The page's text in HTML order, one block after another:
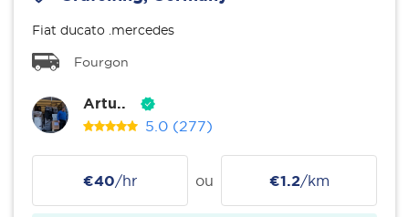
Fiat ducato .mercedes
Fourgon
Artu..
5.0 (277)
€40/hr ou €1.2/km